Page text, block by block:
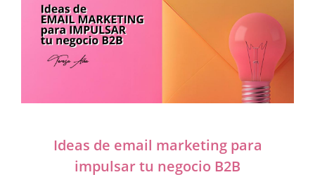
Ideas de email marketing para
impulsar tu negocio B2B